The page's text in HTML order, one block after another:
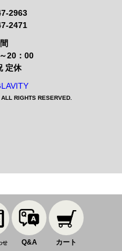
せ Q&A カート
2963
2471
20：00
定休
. ALL RIGHTS RESERVED.